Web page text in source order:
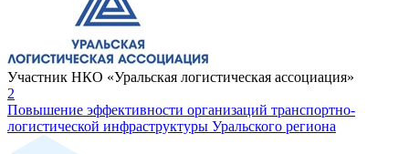
Участник НКО «Уральская логистическая ассоциация»
2
Повышение эффективности организаций транспортно-
логистической инфраструктуры Уральского региона